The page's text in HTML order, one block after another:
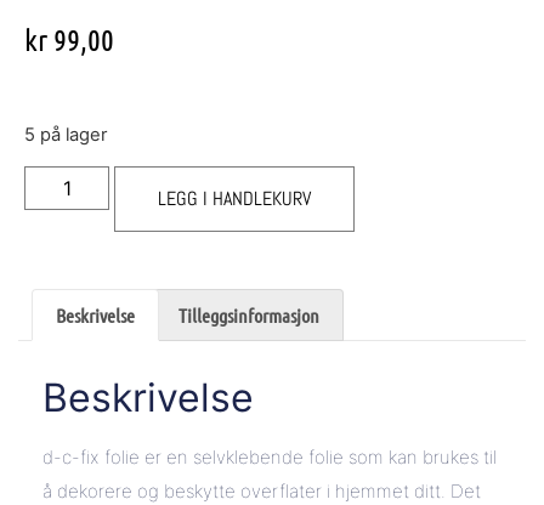
kr 99,00
5 på lager
LEGG I HANDLEKURV
Beskrivelse Tilleggsinformasjon
Beskrivelse
d-c-fix folie er en selvklebende folie som kan brukes til
å dekorere og beskytte overflater i hjemmet ditt. Det